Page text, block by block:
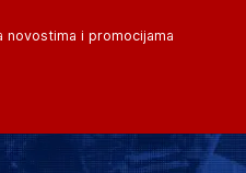
novostima i promocijama